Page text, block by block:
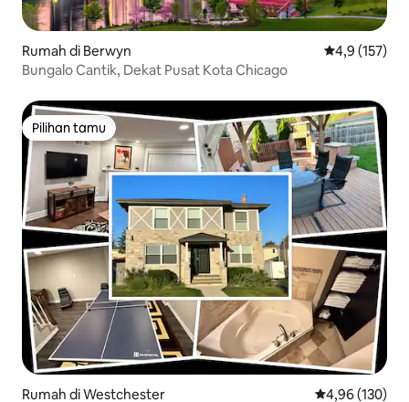
Rumah di Berwyn Nilai rata-
4,9 (157)
Bungalo Cantik, Dekat Pusat Kota Chicago
Pilihan tamu
Pilihan tamu
Rumah di Westchester Nilai rata-rata
4,96 (130)